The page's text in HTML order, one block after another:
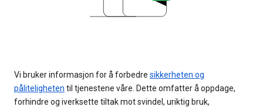
Vi bruker informasjon for å forbedre sikkerheten og
påliteligheten til tjenestene våre. Dette omfatter å oppdage,
forhindre og iverksette tiltak mot svindel, uriktig bruk,